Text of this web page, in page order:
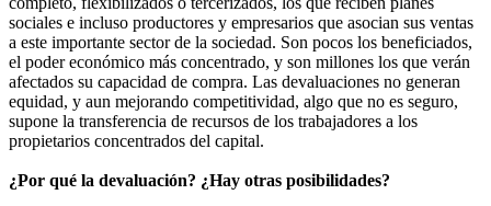
sociales e incluso productores y empresarios que asocian sus ventas
a este importante sector de la sociedad. Son pocos los beneficiados,
el poder económico más concentrado, y son millones los que verán
afectados su capacidad de compra. Las devaluaciones no generan
equidad, y aun mejorando competitividad, algo que no es seguro,
supone la transferencia de recursos de los trabajadores a los
propietarios concentrados del capital.
¿Por qué la devaluación? ¿Hay otras posibilidades?